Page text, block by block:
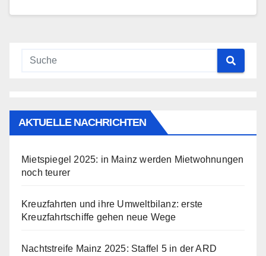
AKTUELLE NACHRICHTEN
Mietspiegel 2025: in Mainz werden Mietwohnungen
noch teurer
Kreuzfahrten und ihre Umweltbilanz: erste
Kreuzfahrtschiffe gehen neue Wege
Nachtstreife Mainz 2025: Staffel 5 in der ARD